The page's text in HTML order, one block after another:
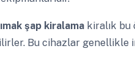
şap kiralama kiralık
Bu cihazlar genellikle